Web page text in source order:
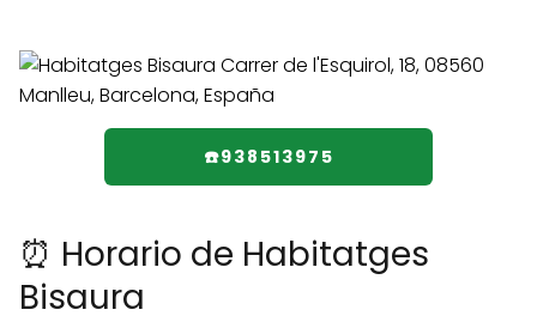
☎️938513975
⏰ Horario de Habitatges
Bisaura